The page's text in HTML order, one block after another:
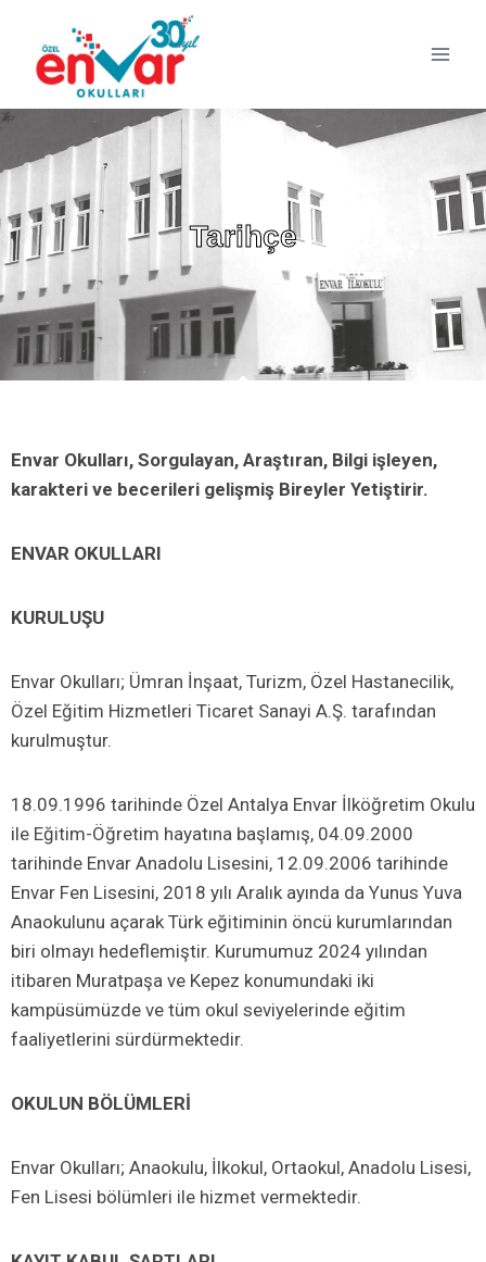
Tarihçe
Envar Okulları, Sorgulayan, Araştıran, Bilgi işleyen,
karakteri ve becerileri gelişmiş Bireyler Yetiştirir.
ENVAR OKULLARI
KURULUŞU
Envar Okulları; Ümran İnşaat, Turizm, Özel Hastanecilik,
Özel Eğitim Hizmetleri Ticaret Sanayi A.Ş. tarafından
kurulmuştur.
18.09.1996 tarihinde Özel Antalya Envar İlköğretim Okulu
ile Eğitim-Öğretim hayatına başlamış, 04.09.2000
tarihinde Envar Anadolu Lisesini, 12.09.2006 tarihinde
Envar Fen Lisesini, 2018 yılı Aralık ayında da Yunus Yuva
Anaokulunu açarak Türk eğitiminin öncü kurumlarından
biri olmayı hedeflemiştir. Kurumumuz 2024 yılından
itibaren Muratpaşa ve Kepez konumundaki iki
kampüsümüzde ve tüm okul seviyelerinde eğitim
faaliyetlerini sürdürmektedir.
OKULUN BÖLÜMLERİ
Envar Okulları; Anaokulu, İlkokul, Ortaokul, Anadolu Lisesi,
Fen Lisesi bölümleri ile hizmet vermektedir.